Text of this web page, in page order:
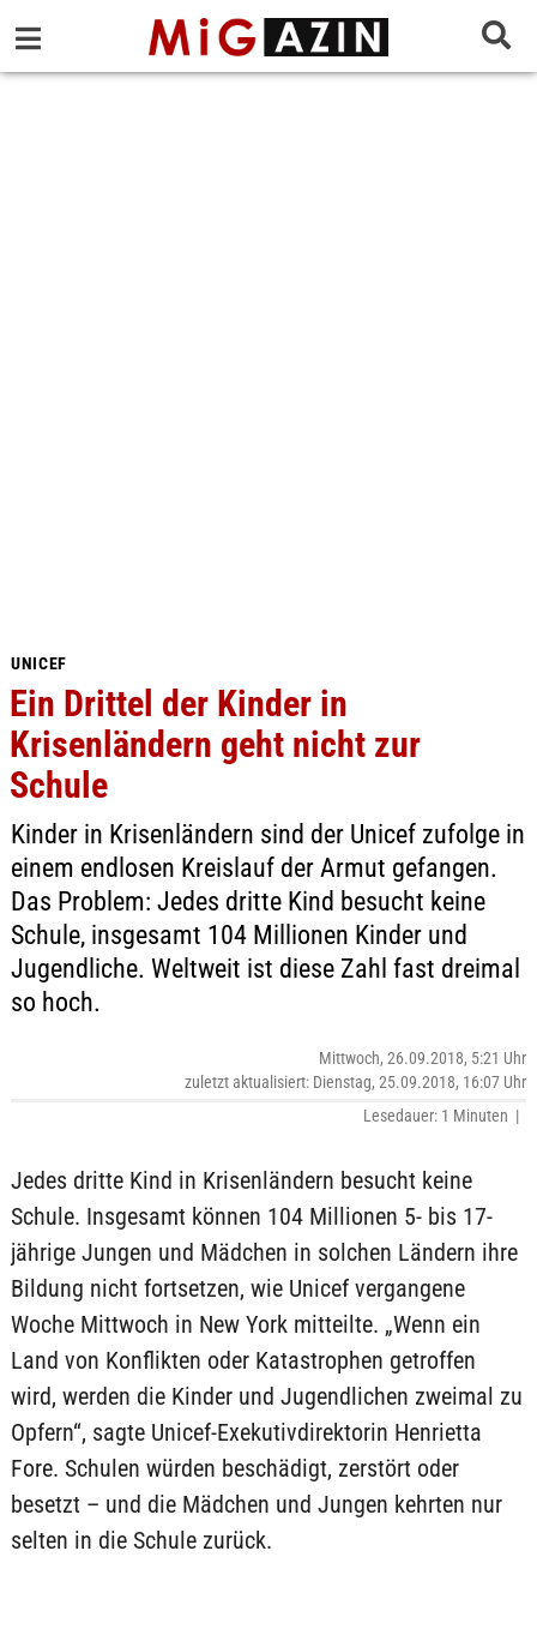
UNICEF
Ein Drittel der Kinder in
Krisenländern geht nicht zur
Schule
Kinder in Krisenländern sind der Unicef zufolge in
einem endlosen Kreislauf der Armut gefangen.
Das Problem: Jedes dritte Kind besucht keine
Schule, insgesamt 104 Millionen Kinder und
Jugendliche. Weltweit ist diese Zahl fast dreimal
so hoch.
Mittwoch, 26.09.2018, 5:21 Uhr
zuletzt aktualisiert: Dienstag, 25.09.2018, 16:07 Uhr
Lesedauer: 1 Minuten |
Jedes dritte Kind in Krisenländern besucht keine
Schule. Insgesamt können 104 Millionen 5- bis 17-
jährige Jungen und Mädchen in solchen Ländern ihre
Bildung nicht fortsetzen, wie Unicef vergangene
Woche Mittwoch in New York mitteilte. „Wenn ein
Land von Konflikten oder Katastrophen getroffen
wird, werden die Kinder und Jugendlichen zweimal zu
Opfern“, sagte Unicef-Exekutivdirektorin Henrietta
Fore. Schulen würden beschädigt, zerstört oder
besetzt – und die Mädchen und Jungen kehrten nur
selten in die Schule zurück.